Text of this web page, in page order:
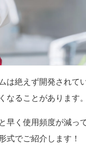
絶えず開発されて
なることがあります。
早く使用頻度が減っ
式でご紹介します！